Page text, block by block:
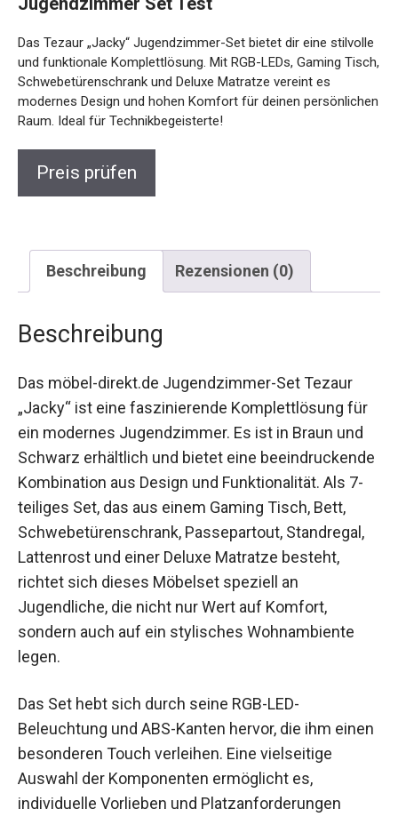
Das Tezaur „Jacky“ Jugendzimmer-Set bietet dir eine stilvolle
und funktionale Komplettlösung. Mit RGB-LEDs, Gaming Tisch,
Schwebetürenschrank und Deluxe Matratze vereint es
modernes Design und hohen Komfort für deinen persönlichen
Raum. Ideal für Technikbegeisterte!
Preis prüfen
Beschreibung Rezensionen (0)
Beschreibung
Das möbel-direkt.de Jugendzimmer-Set Tezaur
„Jacky“ ist eine faszinierende Komplettlösung für
ein modernes Jugendzimmer. Es ist in Braun und
Schwarz erhältlich und bietet eine beeindruckende
Kombination aus Design und Funktionalität. Als 7-
teiliges Set, das aus einem Gaming Tisch, Bett,
Schwebetürenschrank, Passepartout, Standregal,
Lattenrost und einer Deluxe Matratze besteht,
richtet sich dieses Möbelset speziell an
Jugendliche, die nicht nur Wert auf Komfort,
sondern auch auf ein stylisches Wohnambiente
legen.
Das Set hebt sich durch seine RGB-LED-
Beleuchtung und ABS-Kanten hervor, die ihm einen
besonderen Touch verleihen. Eine vielseitige
Auswahl der Komponenten ermöglicht es,
individuelle Vorlieben und Platzanforderungen